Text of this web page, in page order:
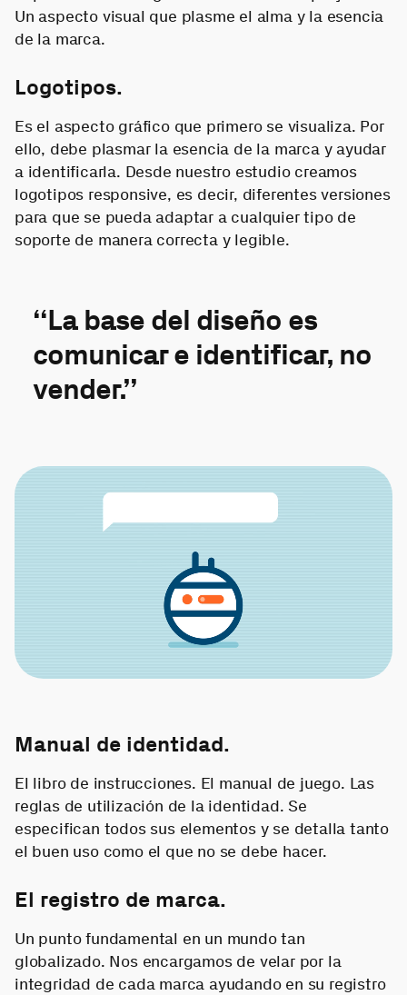
Un aspecto visual que plasme el alma y la esencia
de la marca.
Logotipos.
Es el aspecto gráfico que primero se visualiza. Por
ello, debe plasmar la esencia de la marca y ayudar
a identificarla. Desde nuestro estudio creamos
logotipos responsive, es decir, diferentes versiones
para que se pueda adaptar a cualquier tipo de
soporte de manera correcta y legible.
“La base del diseño es
comunicar e identificar, no
vender.”
Manual de identidad.
El libro de instrucciones. El manual de juego. Las
reglas de utilización de la identidad. Se
especifican todos sus elementos y se detalla tanto
el buen uso como el que no se debe hacer.
El registro de marca.
Un punto fundamental en un mundo tan
globalizado. Nos encargamos de velar por la
integridad de cada marca ayudando en su registro